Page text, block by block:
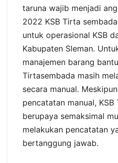
taruna wajib menjadi
2022 KSB Tirta
untuk operasional KSB
Kabupaten Sleman.
manajemen barang
Tirtasembada masih
secara manual.
pencatatan manual,
berupaya semaksimal
melakukan pencatatan
bertanggung jawab.